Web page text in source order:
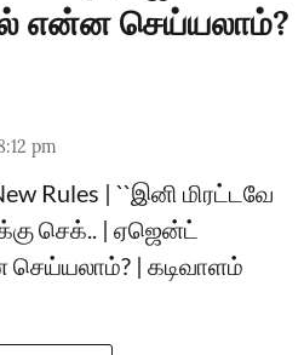
என்ன செய்யலாம்?
pm
Rules | ``இனி மிரட்டவே
செக்.. | ஏஜென்ட்
| கடிவாளம்